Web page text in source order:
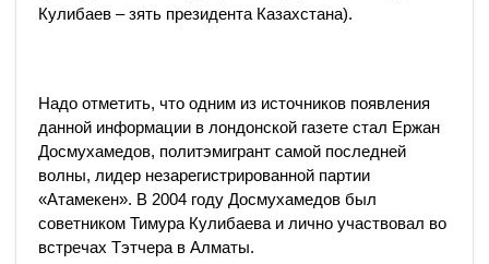
Кулибаев – зять президента Казахстана).
Надо отметить, что одним из источников появления
данной информации в лондонской газете стал Ержан
Досмухамедов, политэмигрант самой последней
волны, лидер незарегистрированной партии
«Атамекен». В 2004 году Досмухамедов был
советником Тимура Кулибаева и лично участвовал во
встречах Тэтчера в Алматы.